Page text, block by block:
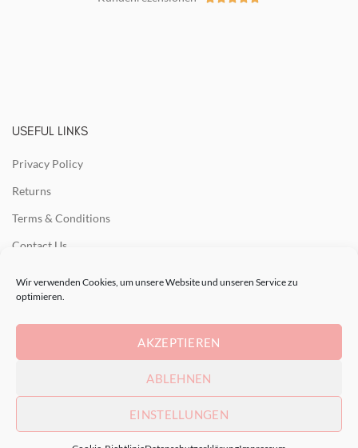
Wir verwenden Cookies, um unsere Website und unseren Service zu
optimieren.
AKZEPTIEREN
ABLEHNEN
EINSTELLUNGEN
USEFUL LINKS
Privacy Policy
Returns
Terms & Conditions
Contact Us
Our Sitemap
RECENT POSTS
2021 - Land&Art.